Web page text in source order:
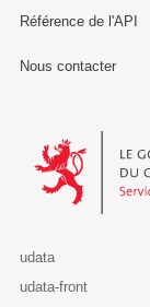
Référence de l'API
Nous contacter
Le
udata
udata-front